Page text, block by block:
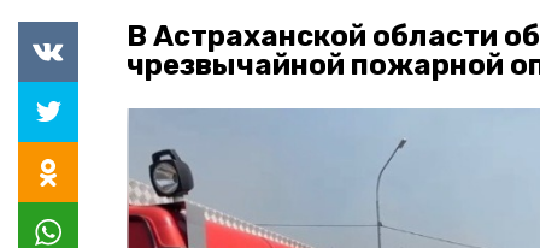
В Астраханской области
чрезвычайной пожарной